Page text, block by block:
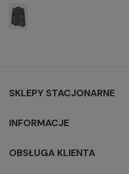
SKLEPY STACJONARNE
INFORMACJE
OBSŁUGA KLIENTA